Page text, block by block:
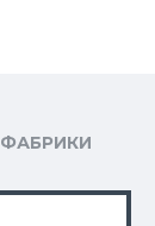
ФАБРИКИ